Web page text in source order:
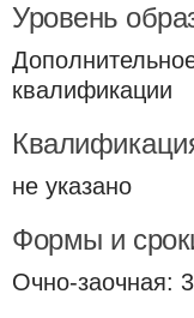
Уровень
квалификации
не указано
Формы и
Очно-заочная: